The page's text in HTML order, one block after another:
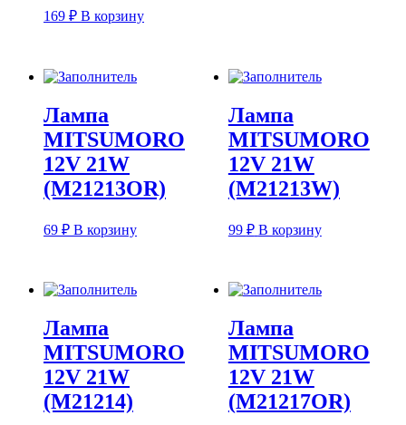
169 ₽ В корзину
Лампа
MITSUMORO
12V 21W
(M21213OR)
69 ₽ В корзину
Лампа
MITSUMORO
12V 21W
(M21213W)
99 ₽ В корзину
Лампа
MITSUMORO
12V 21W
(M21214)
Лампа
MITSUMORO
12V 21W
(M21217OR)